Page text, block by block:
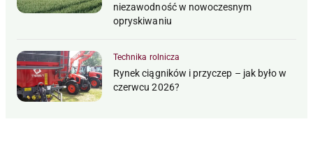
niezawodność w nowoczesnym
opryskiwaniu
Technika rolnicza
Rynek ciągników i przyczep – jak było w
czerwcu 2026?